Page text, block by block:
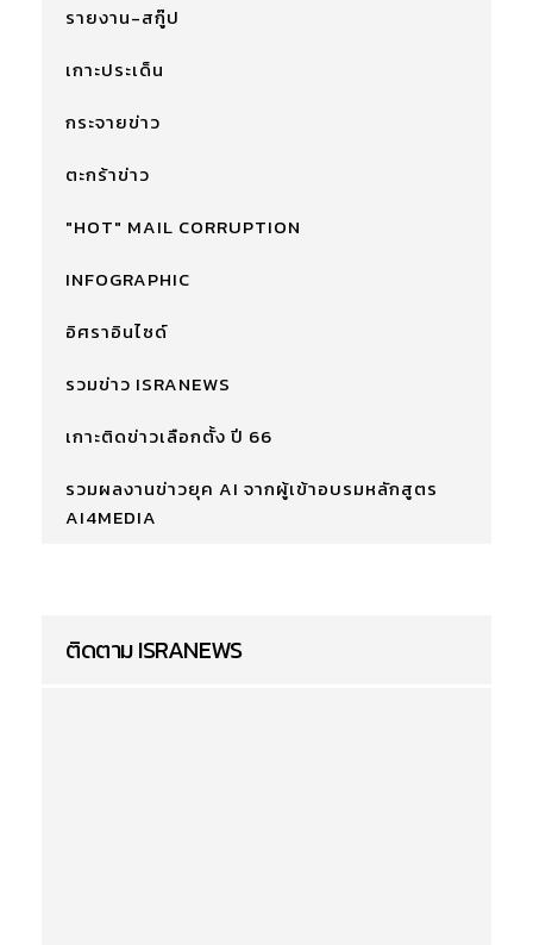
รายงาน-สกู๊ป
เกาะประเด็น
กระจายข่าว
ตะกร้าข่าว
"HOT" MAIL CORRUPTION
INFOGRAPHIC
อิศราอินไซด์
รวมข่าว ISRANEWS
เกาะติดข่าวเลือกตั้ง ปี 66
รวมผลงานข่าวยุค AI จากผู้เข้าอบรมหลักสูตร
AI4MEDIA
ติดตาม ISRANEWS